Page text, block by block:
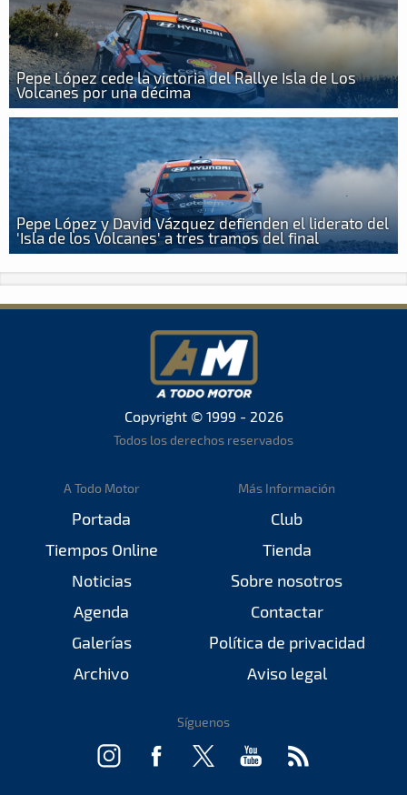
Pepe López cede la victoria del Rallye Isla de Los
Volcanes por una décima
Pepe López y David Vázquez defienden el liderato del
'Isla de los Volcanes' a tres tramos del final
Copyright © 1999 - 2026
Todos los derechos reservados
A Todo Motor
Portada
Tiempos Online
Noticias
Agenda
Galerías
Archivo
Más Información
Club
Tienda
Sobre nosotros
Contactar
Política de privacidad
Aviso legal
Síguenos